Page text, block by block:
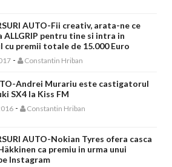
AUTO-Fii creativ, arata-ne ce
ALLGRIP pentru tine si intra in
cu premii totale de 15.000 Euro
- Constantin Hriban
Andrei Murariu este castigatorul
SX4 la Kiss FM
- Constantin Hriban
AUTO-Nokian Tyres ofera casca
ca premiu in urma unui
Instagram